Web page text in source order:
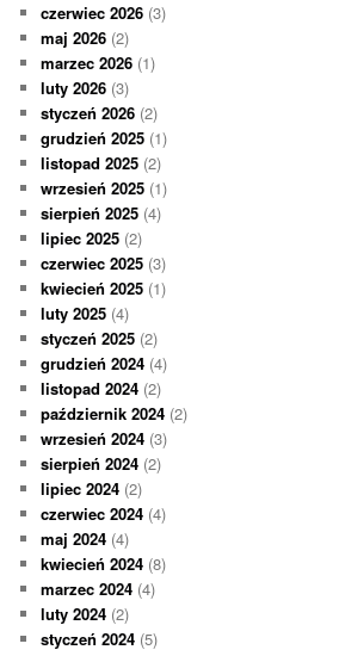
czerwiec 2026 (3)
maj 2026 (2)
marzec 2026 (1)
luty 2026 (3)
styczeń 2026 (2)
grudzień 2025 (1)
listopad 2025 (2)
wrzesień 2025 (1)
sierpień 2025 (4)
lipiec 2025 (2)
czerwiec 2025 (3)
kwiecień 2025 (1)
luty 2025 (4)
styczeń 2025 (2)
grudzień 2024 (4)
listopad 2024 (2)
październik 2024 (2)
wrzesień 2024 (3)
sierpień 2024 (2)
lipiec 2024 (2)
czerwiec 2024 (4)
maj 2024 (4)
kwiecień 2024 (8)
marzec 2024 (4)
luty 2024 (2)
styczeń 2024 (5)